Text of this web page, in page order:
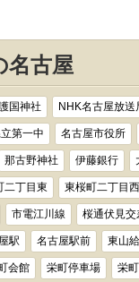
名古屋
国神社 NHK名古屋放送
第一中 名古屋市役所
那古野神社 伊藤銀行
二丁目東 東桜町二丁目西
市電江川線 桜通伏見交
駅 名古屋駅前 東山
会館 栄町停車場 栄